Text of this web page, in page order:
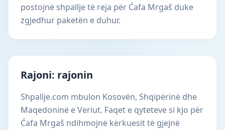
postojnë shpallje të reja për Ćafa Mrgaš duke
zgjedhur paketën e duhur.
Rajoni: rajonin
Shpallje.com mbulon Kosovën, Shqipërinë dhe
Maqedoninë e Veriut. Faqet e qyteteve si kjo për
Ćafa Mrgaš ndihmojnë kërkuesit të gjejnë